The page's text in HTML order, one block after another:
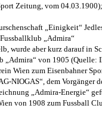
Zeitung, vom 04.03.1900);
„Einigkeit“
„Admira“
wurde aber kurz darauf in
„Admira“ von 1905
Wien zum Eisenbahner
NIOGAS“, dem
„Admira-Energie“
von 1908 zum Fussball